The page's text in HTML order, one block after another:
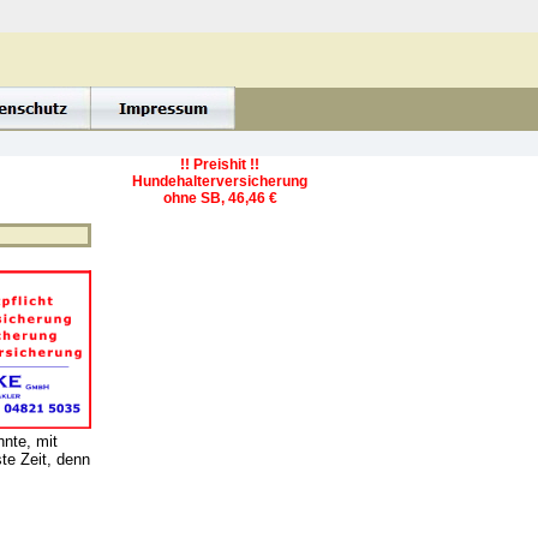
mit
Zeit, denn
!! Preishit !!
Hundehalterversicherung
ohne SB, 46,46 €